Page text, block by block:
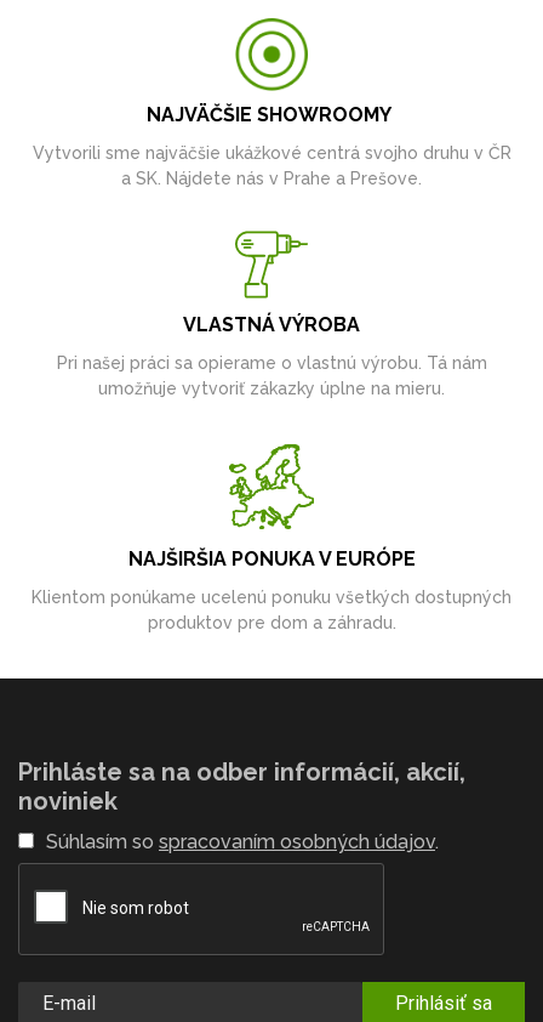
NAJVÄČŠIE SHOWROOMY
Vytvorili sme najväčšie ukážkové centrá svojho druhu v ČR
a SK. Nájdete nás v Prahe a Prešove.
VLASTNÁ VÝROBA
Pri našej práci sa opierame o vlastnú výrobu. Tá nám
umožňuje vytvoriť zákazky úplne na mieru.
NAJŠIRŠIA PONUKA V EURÓPE
Klientom ponúkame ucelenú ponuku všetkých dostupných
produktov pre dom a záhradu.
Prihláste sa na odber informácií, akcií,
noviniek
Súhlasím so spracovaním osobných údajov.
Prihlásiť sa